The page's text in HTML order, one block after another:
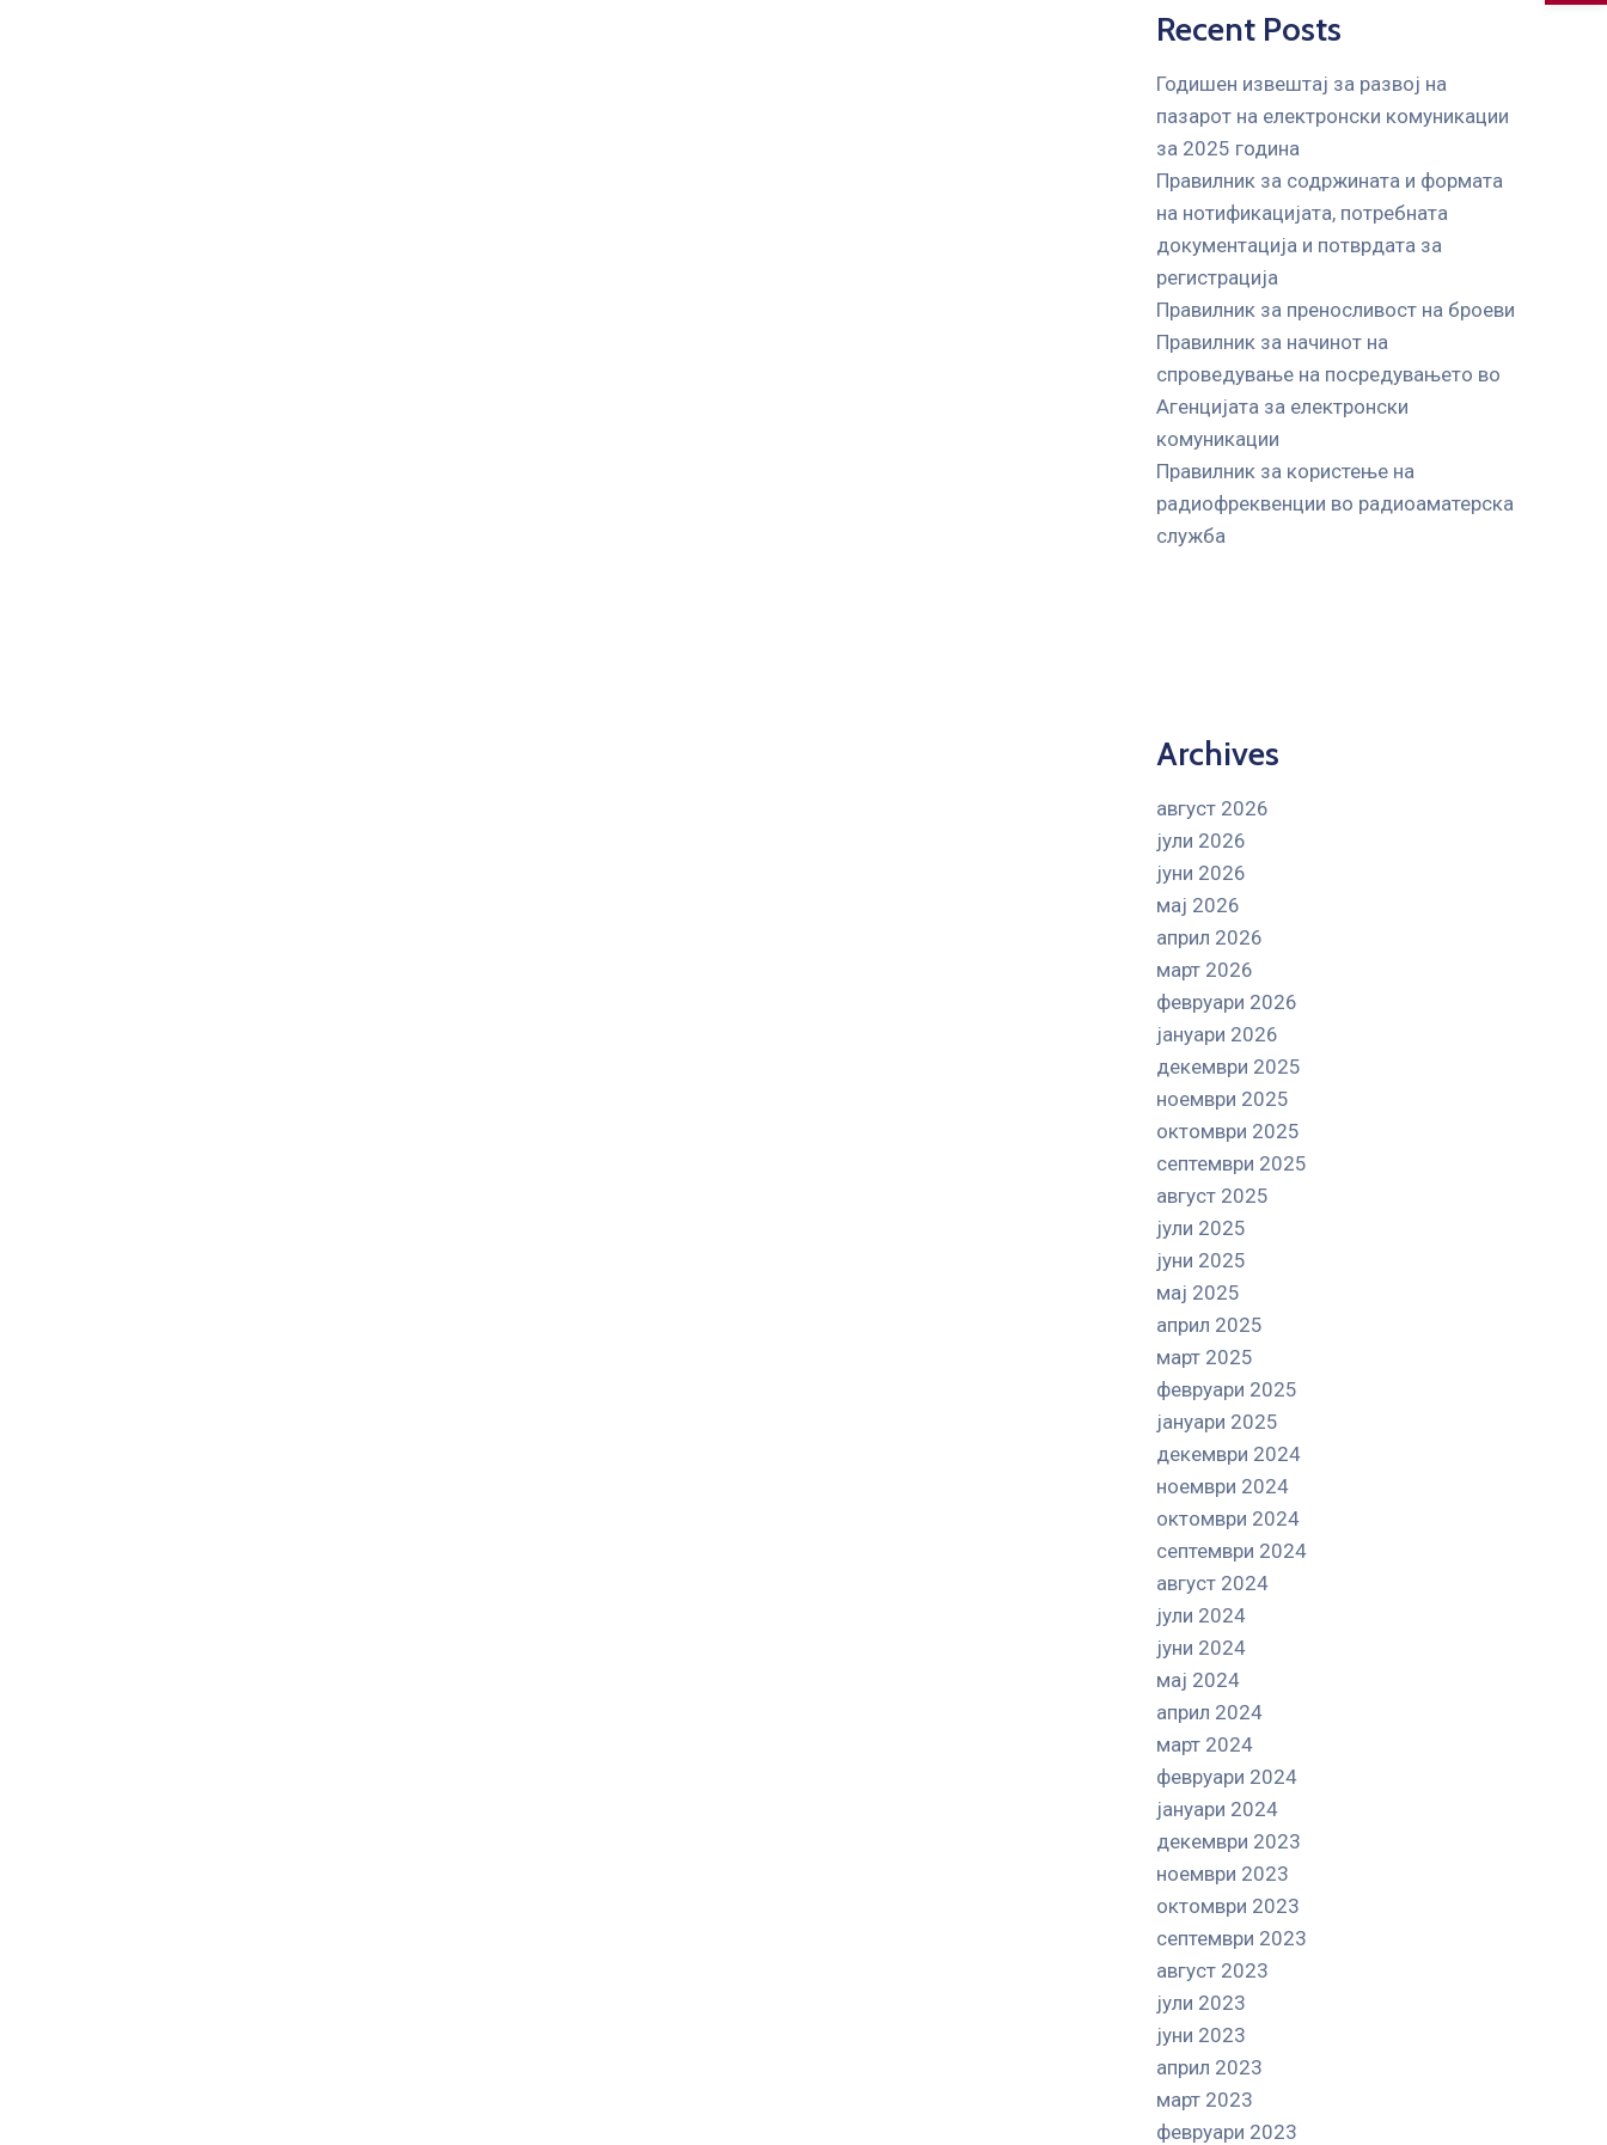
Recent Posts
Годишен извештај за развој на
пазарот на електронски комуникации
за 2025 година
Правилник за содржината и формата
на нотификацијата, потребната
документација и потврдата за
регистрација
Правилник за преносливост на броеви
Правилник за начинот на
спроведување на посредувањето во
Агенцијата за електронски
комуникации
Правилник за користење на
радиофреквенции во радиоаматерска
служба
Archives
август 2026
јули 2026
јуни 2026
мај 2026
април 2026
март 2026
февруари 2026
јануари 2026
декември 2025
ноември 2025
октомври 2025
септември 2025
август 2025
јули 2025
јуни 2025
мај 2025
април 2025
март 2025
февруари 2025
јануари 2025
декември 2024
ноември 2024
октомври 2024
септември 2024
август 2024
јули 2024
јуни 2024
мај 2024
април 2024
март 2024
февруари 2024
јануари 2024
декември 2023
ноември 2023
октомври 2023
септември 2023
август 2023
јули 2023
јуни 2023
април 2023
март 2023
февруари 2023